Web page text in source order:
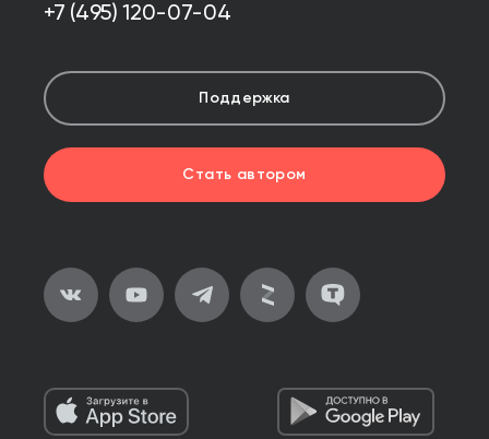
+7 (495) 120-07-04
Поддержка
Стать автором